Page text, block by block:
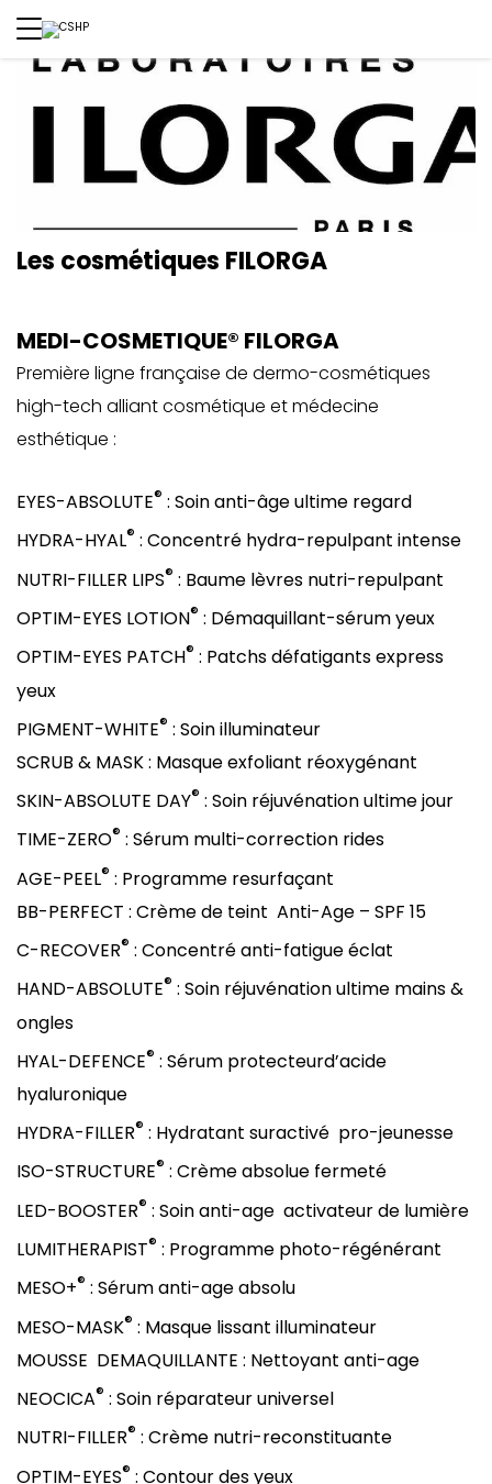
Les cosmétiques FILORGA
MEDI-COSMETIQUE® FILORGA
Première ligne française de dermo-cosmétiques
high-tech alliant cosmétique et médecine
esthétique :
EYES-ABSOLUTE® : Soin anti-âge ultime regard
HYDRA-HYAL® : Concentré hydra-repulpant intense
NUTRI-FILLER LIPS® : Baume lèvres nutri-repulpant
OPTIM-EYES LOTION® : Démaquillant-sérum yeux
OPTIM-EYES PATCH® : Patchs défatigants express
yeux
PIGMENT-WHITE® : Soin illuminateur
SCRUB & MASK : Masque exfoliant réoxygénant
SKIN-ABSOLUTE DAY® : Soin réjuvénation ultime jour
TIME-ZERO® : Sérum multi-correction rides
AGE-PEEL® : Programme resurfaçant
BB-PERFECT : Crème de teint Anti-Age – SPF 15
C-RECOVER® : Concentré anti-fatigue éclat
HAND-ABSOLUTE® : Soin réjuvénation ultime mains &
ongles
HYAL-DEFENCE® : Sérum protecteurd’acide
hyaluronique
HYDRA-FILLER® : Hydratant suractivé pro-jeunesse
ISO-STRUCTURE® : Crème absolue fermeté
LED-BOOSTER® : Soin anti-age activateur de lumière
LUMITHERAPIST® : Programme photo-régénérant
MESO+® : Sérum anti-age absolu
MESO-MASK® : Masque lissant illuminateur
MOUSSE DEMAQUILLANTE : Nettoyant anti-age
NEOCICA® : Soin réparateur universel
NUTRI-FILLER® : Crème nutri-reconstituante
OPTIM-EYES® : Contour des yeux